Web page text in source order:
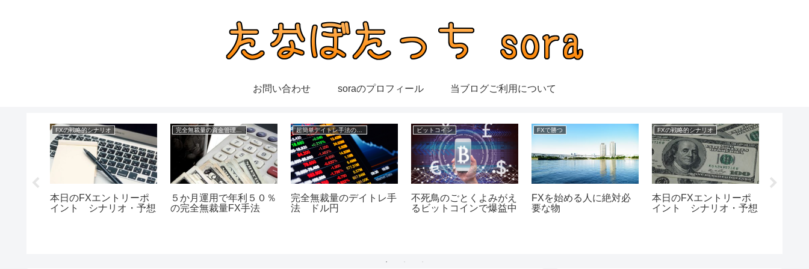
お問い合わせ soraのプロフィール 当ブログご利用について
FXの戦略的シナリオ
本日のFXエントリーポ
イント シナリオ・予想
完全無裁量の資金管理FX
５か月運用で年利５０％
の完全無裁量FX手法
超簡単デイトレ手法の成績
完全無裁量のデイトレ手
法 ドル円
ビットコイン
不死鳥のごとくよみがえ
るビットコインで爆益中
FXで勝つ
FXを始める人に絶対必
要な物
FXの戦略的シナリオ
本日のFXエントリーポ
イント シナリオ・予想